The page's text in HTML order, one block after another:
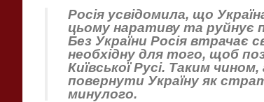
Росія усвідомила, що
цьому наративу та руйнує
Без України Росія втрачає
необхідну для того, щоб
Київської Русі. Таким
повернути Україну як
минулого.